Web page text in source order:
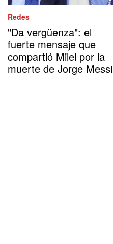
Redes
"Da vergüenza": el
fuerte mensaje que
compartió Milei por la
muerte de Jorge Messi